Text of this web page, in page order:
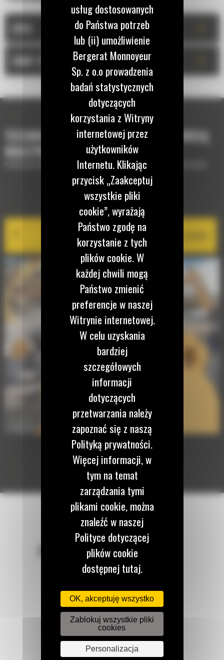
DANE TECHNICZNE
TECHNOLOGIE, KTÓRE UZUPEŁNIĄ TWOJĄ
MASZYNĘ
Krótki opis wyposażenia lub technologii potrzebnych do uzupełnienia maszyny
EQUIPMENT MANAGEMENT
Cat PL161 Attachment Locator
POZOSTAŃMY W KONTAKCIE
Zadzwoń do nas
122 100 122
usług dostosowanych
do Państwa potrzeb
lub (ii) umożliwienie
Bergerat Monnoyeur
Sp. z o.o prowadzenia
badań statystycznych
dotyczących
korzystania z Witryny
internetowej przez
użytkowników
Internetu. Klikając
przycisk „Zaakceptuj
wszystkie pliki
cookie”, wyrażają
Państwo zgodę na
korzystanie z tych
plików cookie. W
każdej chwili mogą
Państwo zmienić
preferencje w naszej
Witrynie internetowej.
W celu uzyskania
bardziej
szczegółowych
informacji
dotyczących
przetwarzania należy
zapoznać się z naszą
Polityką prywatności.
Więcej informacji, w
tym na temat
zarządzania tymi
plikami cookie, można
znaleźć w naszej
Polityce dotyczącej
plików cookie
dostępnej tutaj.
OK, akceptuję wszystko
Zablokuj wszystkie pliki
cookies
Personalizacja